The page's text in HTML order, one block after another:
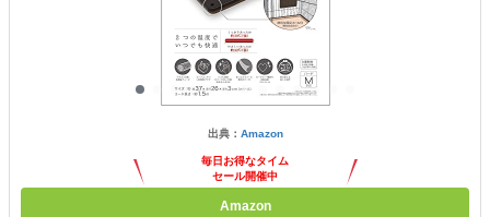
出典： Amazon
毎日お得なタイム
セール開催中
Amazon